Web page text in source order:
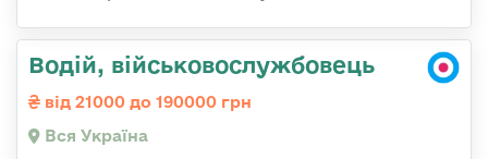
Водій, військовослужбовець
від 21000 до 190000 грн
Вся Україна